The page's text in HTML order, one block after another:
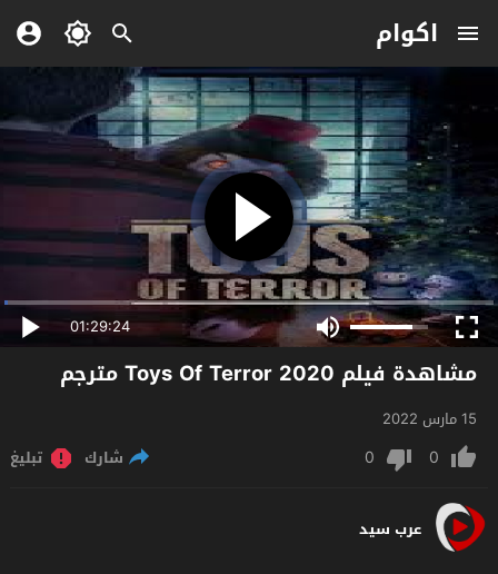
اكوام
01:29:24
مشاهدة فيلم Toys Of Terror 2020 مترجم
15 مارس 2022
0
0 شارك تبليغ
عرب سيد